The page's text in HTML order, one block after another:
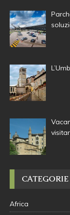
CATEGORIE
Africa